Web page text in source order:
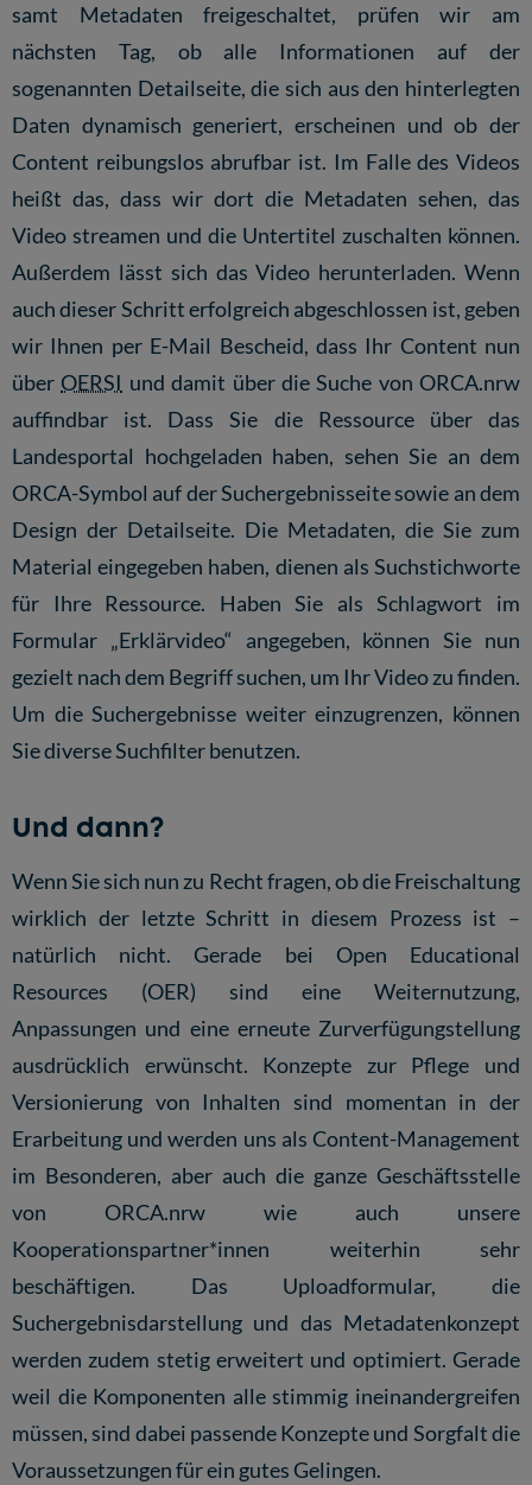
samt Metadaten freigeschaltet, prüfen wir am
nächsten Tag, ob alle Informationen auf der
sogenannten Detailseite, die sich aus den hinterlegten
Daten dynamisch generiert, erscheinen und ob der
Content reibungslos abrufbar ist. Im Falle des Videos
heißt das, dass wir dort die Metadaten sehen, das
Video streamen und die Untertitel zuschalten können.
Außerdem lässt sich das Video herunterladen. Wenn
auch dieser Schritt erfolgreich abgeschlossen ist, geben
wir Ihnen per E-Mail Bescheid, dass Ihr Content nun
über OERSI und damit über die Suche von ORCA.nrw
auffindbar ist. Dass Sie die Ressource über das
Landesportal hochgeladen haben, sehen Sie an dem
ORCA-Symbol auf derSuchergebnisseitesowie an dem
Design der Detailseite. Die Metadaten, die Sie zum
Material eingegeben haben, dienen als Suchstichworte
für Ihre Ressource. Haben Sie als Schlagwort im
Formular „Erklärvideo“ angegeben, können Sie nun
gezielt nach dem Begriff suchen, um Ihr Video zu finden.
Um die Suchergebnisse weiter einzugrenzen, können
Sie diverse Suchfilter benutzen.
Und dann?
Wenn Sie sich nun zu Recht fragen, ob die Freischaltung
wirklich der letzte Schritt in diesem Prozess ist –
natürlich nicht. Gerade bei Open Educational
Resources (OER) sind eine Weiternutzung,
Anpassungen und eine erneute Zurverfügungstellung
ausdrücklich erwünscht. Konzepte zur Pflege und
Versionierung von Inhalten sind momentan in der
Erarbeitung und werden uns als Content-Management
im Besonderen, aber auch die ganze Geschäftsstelle
von ORCA.nrw wie auch unsere
Kooperationspartner*innen weiterhin sehr
beschäftigen. Das Uploadformular, die
Suchergebnisdarstellung und das Metadatenkonzept
werden zudem stetig erweitert und optimiert. Gerade
weil die Komponenten alle stimmig ineinandergreifen
müssen, sind dabei passende Konzepte und Sorgfalt die
Voraussetzungen für ein gutes Gelingen.